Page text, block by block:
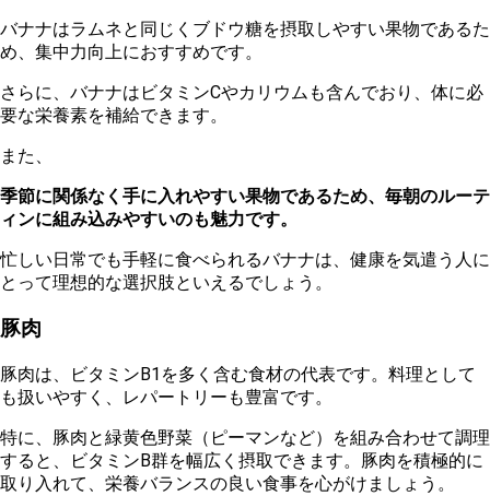
バナナはラムネと同じくブドウ糖を摂取しやすい果物であるた
め、集中力向上におすすめです。
さ らに、バナナはビタミンCやカリウムも含んでおり、体に必
要な栄養素を補給できます。
ま た、
季節に関係なく手に入れやすい果物であるため、毎朝のルーテ
ィンに組み込みやすいのも魅力です。
忙しい日常でも手軽に食べられるバナナは、健康を気遣う人に
とって理想的な選択肢といえるでしょう。
豚肉
豚肉は、ビタミンB1を多く含む食材の代表です。料理として
も扱いやすく、レパートリーも豊富です。
特に、豚肉と緑黄色野菜（ピーマンなど）を組み合わせて調理
すると、ビタミンB群を幅広く摂取できます。豚肉を積極的に
取り入れて、栄養バランスの良い食事を心がけましょう。